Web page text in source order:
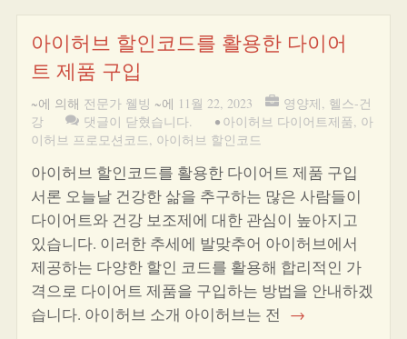
아이허브 할인코드를 활용한 다이어
트 제품 구입
~에 의해 전문가 웰빙 ~에 11월 22, 2023 영양제, 헬스-건
강
댓글이 닫혔습니다. • 아이허브 다이어트제품, 아
이허브 프로모션코드, 아이허브 할인코드
아이허브 할인코드를 활용한 다이어트 제품 구입
서론 오늘날 건강한 삶을 추구하는 많은 사람들이
다이어트와 건강 보조제에 대한 관심이 높아지고
있습니다. 이러한 추세에 발맞추어 아이허브에서
제공하는 다양한 할인 코드를 활용해 합리적인 가
격으로 다이어트 제품을 구입하는 방법을 안내하겠
습니다. 아이허브 소개 아이허브는 전 →